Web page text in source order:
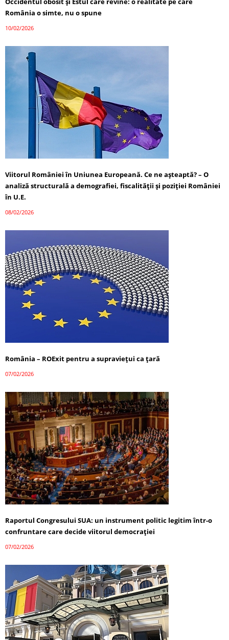
România o simte, nu o spune
10/02/2026
Viitorul României în Uniunea Europeană. Ce ne așteaptă? – O
analiză structurală a demografiei, fiscalității și poziției României
în U.E.
08/02/2026
România – ROExit pentru a supraviețui ca țară
07/02/2026
Raportul Congresului SUA: un instrument politic legitim într-o
confruntare care decide viitorul democrației
07/02/2026